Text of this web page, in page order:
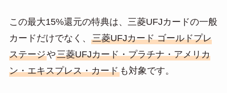
この最大15%還元の特典は、三菱UFJカードの一般
カードだけでなく、 三菱UFJカード ゴールドプレ
ステージや三菱UFJカード・プラチナ・アメリカ
ン・エキスプレス・カードも対象です。